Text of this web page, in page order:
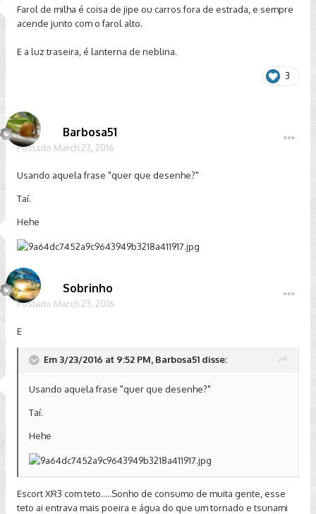
Farol de milha é coisa de jipe ou carros fora de estrada, e sempre
acende junto com o farol alto.
E a luz traseira, é lanterna de neblina.
3
Barbosa51
Postado March 23, 2016
Usando aquela frase "quer que desenhe?"
Taí.
Hehe
Sobrinho
Postado March 23, 2016
E
Em 3/23/2016 at 9:52 PM, Barbosa51 disse:
Usando aquela frase "quer que desenhe?"
Taí.
Hehe
Escort XR3 com teto.....Sonho de consumo de muita gente, esse
teto ai entrava mais poeira e água do que um tornado e tsunami